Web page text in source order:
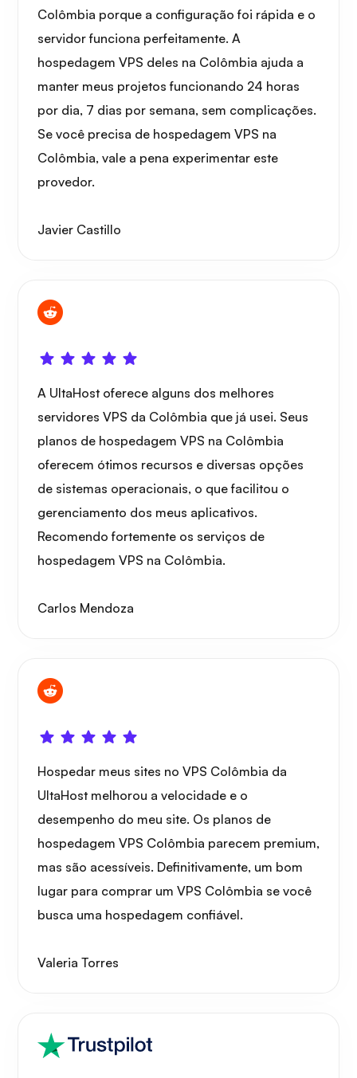
Colômbia porque a configuração foi rápida e o
servidor funciona perfeitamente. A
hospedagem VPS deles na Colômbia ajuda a
manter meus projetos funcionando 24 horas
por dia, 7 dias por semana, sem complicações.
Se você precisa de hospedagem VPS na
Colômbia, vale a pena experimentar este
provedor.
Javier Castillo
A UltaHost oferece alguns dos melhores
servidores VPS da Colômbia que já usei. Seus
planos de hospedagem VPS na Colômbia
oferecem ótimos recursos e diversas opções
de sistemas operacionais, o que facilitou o
gerenciamento dos meus aplicativos.
Recomendo fortemente os serviços de
hospedagem VPS na Colômbia.
Carlos Mendoza
Hospedar meus sites no VPS Colômbia da
UltaHost melhorou a velocidade e o
desempenho do meu site. Os planos de
hospedagem VPS Colômbia parecem premium,
mas são acessíveis. Definitivamente, um bom
lugar para comprar um VPS Colômbia se você
busca uma hospedagem confiável.
Valeria Torres